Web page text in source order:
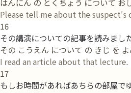
はんにん の とくちょう について お
Please tell me about the suspect's
16
その講演についての記事を読みまし
その こうえん について の きじ を
I read an article about that lecture.
17
もしお時間があればあちらの部屋で